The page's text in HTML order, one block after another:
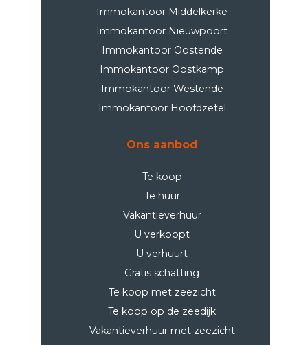
Immokantoor Middelkerke
Immokantoor Nieuwpoort
Immokantoor Oostende
Immokantoor Oostkamp
Immokantoor Westende
Immokantoor Hoofdzetel
Ons aanbod
Te koop
Te huur
Vakantieverhuur
U verkoopt
U verhuurt
Gratis schatting
Te koop met zeezicht
Te koop op de zeedijk
Vakantieverhuur met zeezicht